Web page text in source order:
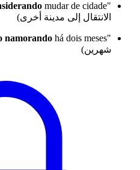
"
الانتقال إلى مدينة أخرى)
"Eles
namorando
شهرين)